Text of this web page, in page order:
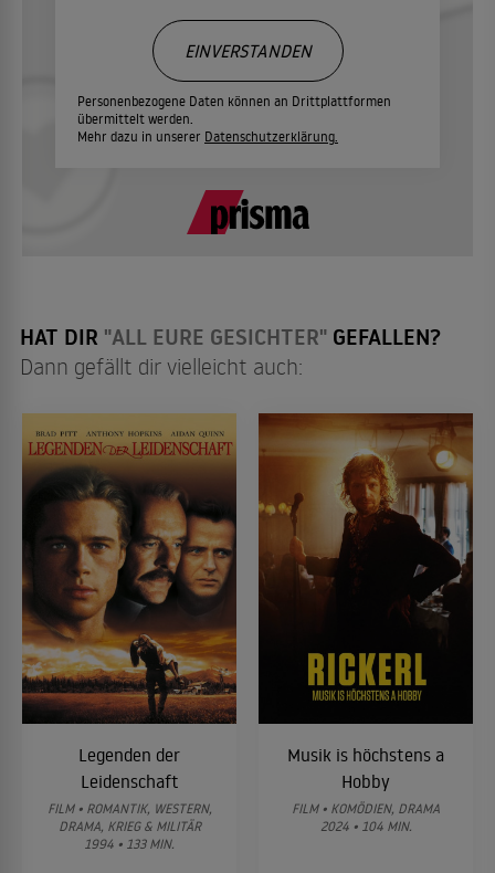
Personenbezogene Daten können an Drittplattformen
übermittelt werden.
Mehr dazu in unserer Datenschutzerklärung.
EINVERSTANDEN
HAT DIR "ALL EURE GESICHTER" GEFALLEN?
Dann gefällt dir vielleicht auch:
Legenden der
Leidenschaft
FILM • ROMANTIK, WESTERN,
DRAMA, KRIEG & MILITÄR
1994 • 133 MIN.
Musik is höchstens a
Hobby
FILM • KOMÖDIEN, DRAMA
2024 • 104 MIN.